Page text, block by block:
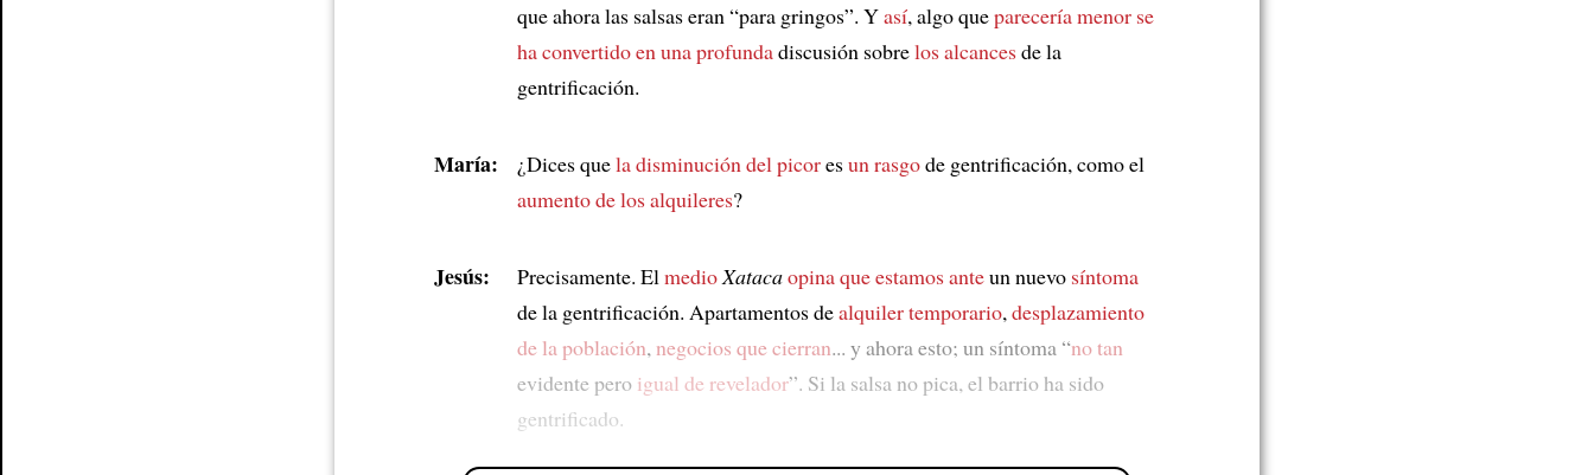
que ahora las salsas eran “para gringos”. Yasí, algo queparecería menor se
ha convertido en una profundadiscusión sobrelos alcancesde la
gentrificación.
María: ¿Dices quela disminución del picoresun rasgode gentrificación, como el
aumento de los alquileres?
Jesús: Precisamente. ElmedioXatacaopina queestamos anteun nuevo síntoma
de la gentrificación. Apartamentos dealquiler temporario,desplazamiento
de la población,negocios que cierran... y ahora esto; un síntoma “no tan
evidente pero igual de revelador”. Si la salsa no pica, el barrio ha sido
gentrificado.